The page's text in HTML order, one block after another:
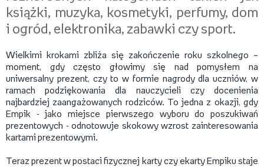
książki, muzyka, kosmetyki, perfumy, dom
i ogród, elektronika, zabawki czy sport.
Wielkimi krokami zbliża się zakończenie roku szkolnego –
moment, gdy często głowimy się nad pomysłem na
uniwersalny prezent, czy to w formie nagrody dla uczniów, w
ramach podziękowania dla nauczycieli czy docenienia
najbardziej zaangażowanych rodziców. To jedna z okazji, gdy
Empik - jako miejsce pierwszego wyboru do poszukiwań
prezentowych - odnotowuje skokowy wzrost zainteresowania
kartami prezentowymi.
Teraz prezent w postaci fizycznej karty czy ekarty Empiku staje